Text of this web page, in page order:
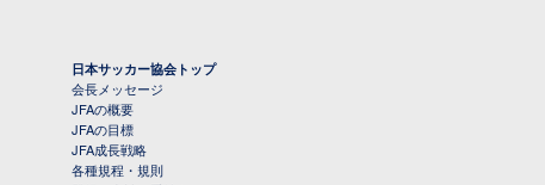
日本サッカー協会トップ
会長メッセージ
JFAの概要
JFAの目標
JFA成長戦略
各種規程・規則